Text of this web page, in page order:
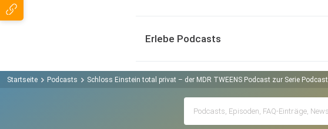
Erlebe Podcasts
Startseite Podcasts Schloss Einstein total privat – der MDR TWEENS Podcast zur Serie Podcast